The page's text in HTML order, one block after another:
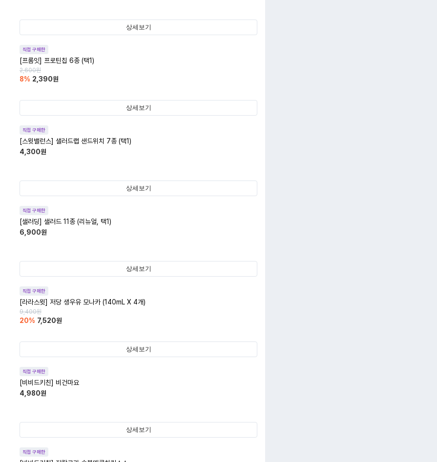
상세보기
직접 구매한
[프롬잇] 프로틴칩 6종 (택1)
2,600원
8% 2,390원
상세보기
직접 구매한
[스윗밸런스] 샐러드랩 샌드위치 7종 (택1)
4,300원
상세보기
직접 구매한
[샐러딩] 샐러드 11종 (리뉴얼, 택1)
6,900원
상세보기
직접 구매한
[라라스윗] 저당 생우유 모나카 (140mL X 4개)
9,400원
20% 7,520원
상세보기
직접 구매한
[비비드키친] 비건마요
4,980원
상세보기
직접 구매한